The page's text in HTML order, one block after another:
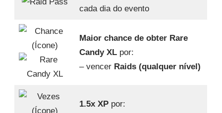
cada dia do evento
Maior chance de obter Rare
Candy XL por:
– vencer Raids (qualquer nível)
1.5x XP por: